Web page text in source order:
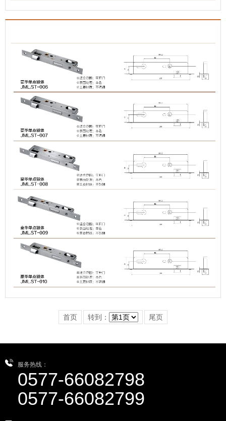
首页 转到： 尾页
服务热线：
0577-66082798
0577-66082799